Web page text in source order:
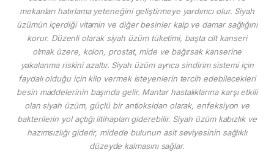
mekanları hatırlama yeteneğini geliştirmeye yardımcı olur. Siyah
üzümün içerdiği vitamin ve diğer besinler kalp ve damar sağlığını
korur. Düzenli olarak siyah üzüm tüketimi, başta cilt kanseri
olmak üzere, kolon, prostat, mide ve bağırsak kanserine
yakalanma riskini azaltır. Siyah üzüm ayrıca sindirim sistemi için
faydalı olduğu için kilo vermek isteyenlerin tercih edebilecekleri
besin maddelerinin başında gelir. Mantar hastalıklarına karşı etkili
olan siyah üzüm, güçlü bir antioksidan olarak, enfeksiyon ve
bakterilerin yol açtığı iltihapları giderebilir. Siyah üzüm kabızlık ve
hazımsızlığı giderir, midede bulunun asit seviyesinin sağlıklı
düzeyde kalmasını sağlar.